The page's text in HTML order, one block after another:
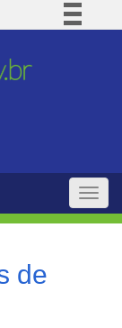
BR
Toggle
de